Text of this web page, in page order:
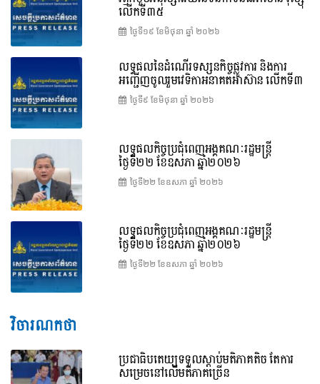
លើកទី៣៥
ថ្ងៃទី១៩ ខែ​មិថុនា ឆ្នាំ ២០២៦
លទ្ធផលនៃដំណើរទស្សនកិច្ចផ្លូវការ និងការ
អញ្ជើញចូលរួមវេទិកាអនាគតអាស៊ាន លើកទី៣
ថ្ងៃទី៩ ខែ​មិថុនា ឆ្នាំ ២០២៦
លទ្ធផលកិច្ចប្រជុំពេញអង្គគណៈរដ្ឋមន្ត្រី
ថ្ងៃទី២២ ខែឧសភា ឆ្នាំ២០២៦
ថ្ងៃទី២២ ខែ​ឧសភា ឆ្នាំ ២០២៦
លទ្ធផលកិច្ចប្រជុំពេញអង្គគណៈរដ្ឋមន្រ្តី
ថ្ងៃទី២២ ខែឧសភា ឆ្នាំ២០២៦
ថ្ងៃទី២២ ខែ​ឧសភា ឆ្នាំ ២០២៦
វិចារណកថា
ប្រជាធិបតេយ្យទទួលស្តាប់មតិភាគតិច តែការ
សម្រេចនៅលើមតិភាគច្រើន